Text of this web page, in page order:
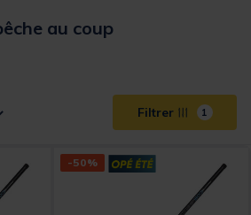
au coup
Filtrer 1
-50%